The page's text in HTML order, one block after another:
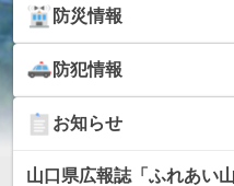
防災情報
防犯情報
お知らせ
山口県広報誌「ふれあい